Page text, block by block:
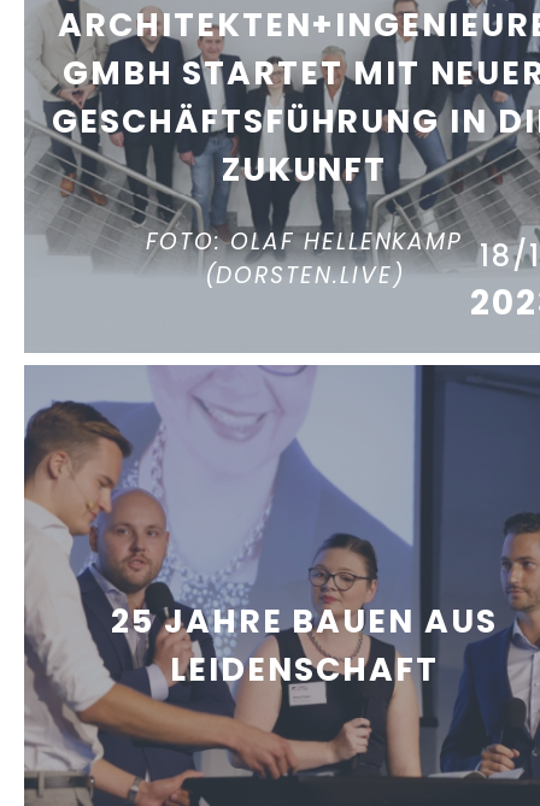
GMBH STARTET MIT
GESCHÄFTSFÜHRUNG IN
ZUKUNFT
FOTO: OLAF HELLENKAMP
(DORSTEN.LIVE)
18/
25 JAHRE BAUEN AUS
LEIDENSCHAFT